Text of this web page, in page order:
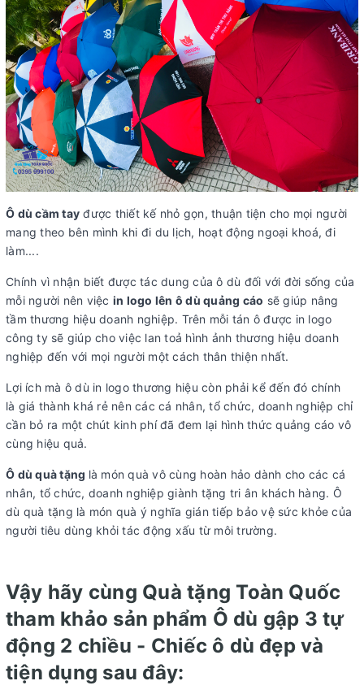
Ô dù cầm tay được thiết kế nhỏ gọn, thuận tiện cho mọi người
mang theo bên mình khi đi du lịch, hoạt động ngoại khoá, đi
làm....
Chính vì nhận biết được tác dung của ô dù đối với đời sống của
mỗi người nên việc in logo lên ô dù quảng cáo sẽ giúp nâng
tầm thương hiệu doanh nghiệp. Trên mỗi tán ô được in logo
công ty sẽ giúp cho việc lan toả hình ảnh thương hiệu doanh
nghiệp đến với mọi người một cách thân thiện nhất.
Lợi ích mà ô dù in logo thương hiệu còn phải kể đến đó chính
là giá thành khá rẻ nên các cá nhân, tổ chức, doanh nghiệp chỉ
cần bỏ ra một chút kinh phí đã đem lại hình thức quảng cáo vô
cùng hiệu quả.
Ô dù quà tặng là món quà vô cùng hoàn hảo dành cho các cá
nhân, tổ chức, doanh nghiệp giành tặng tri ân khách hàng. Ô
dù quà tặng là món quà ý nghĩa gián tiếp bảo vệ sức khỏe của
người tiêu dùng khỏi tác động xấu từ môi trường.
Vậy hãy cùng Quà tặng Toàn Quốc
tham khảo sản phẩm Ô dù gập 3 tự
động 2 chiều - Chiếc ô dù đẹp và
tiện dụng sau đây: